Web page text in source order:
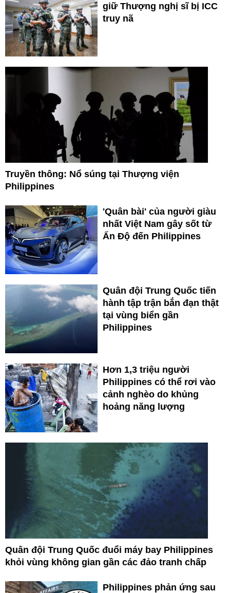
giữ Thượng nghị sĩ bị ICC
truy nã
Truyền thông: Nổ súng tại Thượng viện
Philippines
'Quân bài' của người giàu
nhất Việt Nam gây sốt từ
Ấn Độ đến Philippines
Quân đội Trung Quốc tiến
hành tập trận bắn đạn thật
tại vùng biển gần
Philippines
Hơn 1,3 triệu người
Philippines có thể rơi vào
cảnh nghèo do khủng
hoảng năng lượng
Quân đội Trung Quốc đuổi máy bay Philippines
khỏi vùng không gian gần các đảo tranh chấp
Philippines phản ứng sau